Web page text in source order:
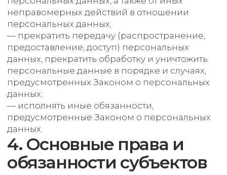
ограничивается достижением конкретных,
заранее определенных и законных целей.
Не допускается обработка персональных
данных, несовместимая с целями сбора
персональных данных.
5.3. Не допускается объединение баз данных,
содержащих персональные данные,
обработка которых осуществляется в целях,
несовместимых между собой.
5.4. Обработке подлежат только персональные
данные, которые отвечают целям
их обработки.
5.5. Содержание и объем обрабатываемых
персональных данных соответствуют
заявленным целям обработки. Не допускается
избыточность обрабатываемых персональных
данных по отношению к заявленным целям
их обработки.
5.6. При обработке персональных данных
обеспечивается точность персональных
данных, их достаточность, а в необходимых